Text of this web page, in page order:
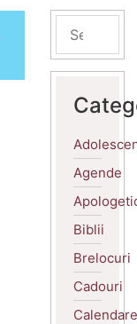
Agende
Biblii
Brelocuri
Cadouri
Calendare